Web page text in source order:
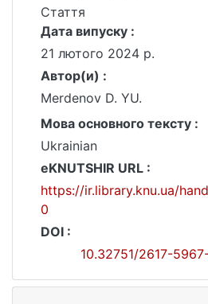
Стаття
Дата випуску :
21 лютого 2024 р.
Автор(и) :
Merdenov D. YU.
Мова основного тексту :
Ukrainian
eKNUTSHIR URL :
https://ir.library.knu.ua/
0
DOI :
10.32751/2617-